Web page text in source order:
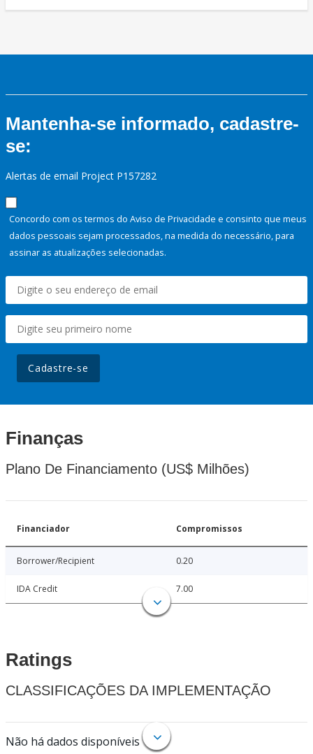
Mantenha-se informado, cadastre-
se:
Alertas de email Project P157282
Concordo com os termos do Aviso de Privacidade e consinto que meus
dados pessoais sejam processados, na medida do necessário, para
assinar as atualizações selecionadas.
Cadastre-se
Finanças
Plano De Financiamento (US$ Milhões)
Financiador Compromissos
Borrower/Recipient 0.20
IDA Credit 7.00
Ratings
CLASSIFICAÇÕES DA IMPLEMENTAÇÃO
Não há dados disponíveis